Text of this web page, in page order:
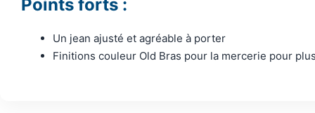
Points forts :
Un jean ajusté et agréable à porter
Finitions couleur Old Bras pour la mercerie pour